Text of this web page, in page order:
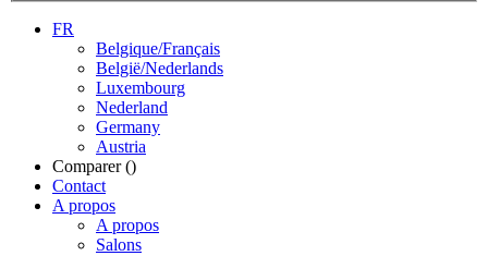
FR
Belgique/Français
België/Nederlands
Luxembourg
Nederland
Germany
Austria
Comparer ()
Contact
A propos
A propos
Salons